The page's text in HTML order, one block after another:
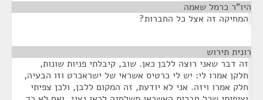
היו"ר כרמל שאמה
המחיקה זה אצל כל החברות?
רונית תירוש
זה דבר שאני רוצה ללבן כאן. שוב, קיבלתי פניות שונות,
חלקן אמרו לי: יש לי כרטיס אשראי של ישראכרט וזו הבעיה,
חלק אמרו ויזה. אני לא יודעת, זה המקום ללבן, ולכן צפיתי